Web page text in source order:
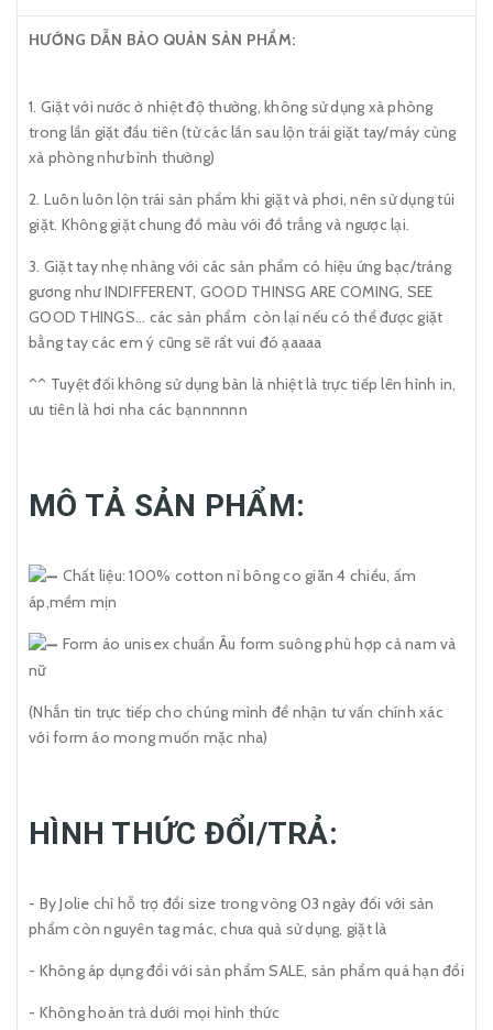
HƯỚNG DẪN BẢO QUẢN SẢN PHẨM:
1. Giặt với nước ở nhiệt độ thường, không sử dụng xà phòng
trong lần giặt đầu tiên (từ các lần sau lộn trái giặt tay/máy cùng
xà phòng như bình thường)
2. Luôn luôn lộn trái sản phẩm khi giặt và phơi, nên sử dụng túi
giặt. Không giặt chung đồ màu với đồ trắng và ngược lại.
3. Giặt tay nhẹ nhàng với các sản phẩm có hiệu ứng bạc/tráng
gương như INDIFFERENT, GOOD THINSG ARE COMING, SEE
GOOD THINGS... các sản phẩm còn lại nếu có thể được giặt
bằng tay các em ý cũng sẽ rất vui đó ạaaaa
^^ Tuyệt đối không sử dụng bàn là nhiệt là trực tiếp lên hình in,
ưu tiên là hơi nha các bạnnnnnn
MÔ TẢ SẢN PHẨM:
Chất liệu: 100% cotton nỉ bông co giãn 4 chiều, ấm
áp,mềm mịn
Form áo unisex chuẩn Âu form suông phù hợp cả nam và
nữ
(Nhắn tin trực tiếp cho chúng mình để nhận tư vấn chính xác
với form áo mong muốn mặc nha)
HÌNH THỨC ĐỔI/TRẢ:
- By Jolie chỉ hỗ trợ đổi size trong vòng 03 ngày đối với sản
phẩm còn nguyên tag mác, chưa quả sử dụng, giặt là
- Không áp dụng đổi với sản phẩm SALE, sản phẩm quá hạn đổi
- Không hoàn trả dưới mọi hình thức